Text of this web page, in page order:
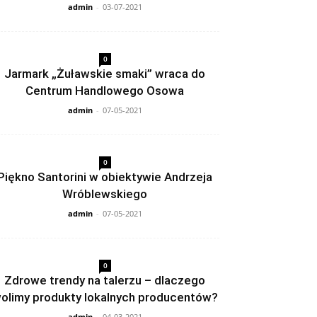
admin - 03-07-2021
0
Jarmark „Żuławskie smaki” wraca do
Centrum Handlowego Osowa
admin - 07-05-2021
0
Santorini w obiektywie Andrzeja
Wróblewskiego
admin - 07-05-2021
0
Zdrowe trendy na talerzu – dlaczego
produkty lokalnych producentów?